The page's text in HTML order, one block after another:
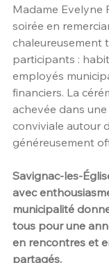
Madame Evelyne
soirée en
chaleureusement
participants :
employés
financiers. La
achevée dans
conviviale autour
généreusement
Savignac-les-
avec
municipalité
tous pour une
en rencontres et
partagés.